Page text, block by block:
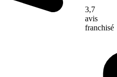
3,7
avis
franchisé